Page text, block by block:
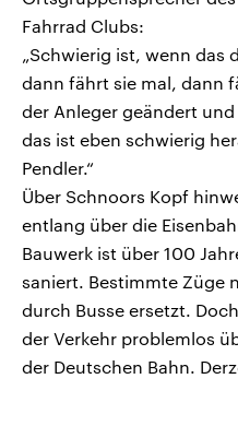
Fahrrad Clubs:
„Schwierig ist, wenn das
dann fährt sie mal, dann
der Anleger geändert
das ist eben schwierig
Pendler.“
Über Schnoors Kopf
entlang über die
Bauwerk ist über 100
saniert. Bestimmte Züge
durch Busse ersetzt.
der Verkehr problemlos
der Deutschen Bahn.